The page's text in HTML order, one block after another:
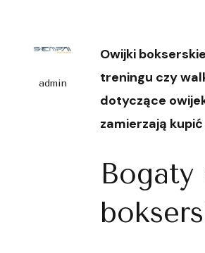
admin
Owijki
treningu czy
dotyczące
zamierzają